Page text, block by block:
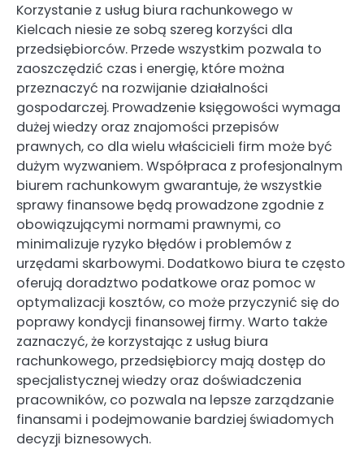
Korzystanie z usług biura rachunkowego w
Kielcach niesie ze sobą szereg korzyści dla
przedsiębiorców. Przede wszystkim pozwala to
zaoszczędzić czas i energię, które można
przeznaczyć na rozwijanie działalności
gospodarczej. Prowadzenie księgowości wymaga
dużej wiedzy oraz znajomości przepisów
prawnych, co dla wielu właścicieli firm może być
dużym wyzwaniem. Współpraca z profesjonalnym
biurem rachunkowym gwarantuje, że wszystkie
sprawy finansowe będą prowadzone zgodnie z
obowiązującymi normami prawnymi, co
minimalizuje ryzyko błędów i problemów z
urzędami skarbowymi. Dodatkowo biura te często
oferują doradztwo podatkowe oraz pomoc w
optymalizacji kosztów, co może przyczynić się do
poprawy kondycji finansowej firmy. Warto także
zaznaczyć, że korzystając z usług biura
rachunkowego, przedsiębiorcy mają dostęp do
specjalistycznej wiedzy oraz doświadczenia
pracowników, co pozwala na lepsze zarządzanie
finansami i podejmowanie bardziej świadomych
decyzji biznesowych.